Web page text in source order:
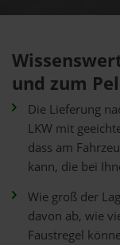
und zum
Die Lieferung
LKW mit
dass am
kann, die bei
Wie groß der
davon ab, wie
Faustregel